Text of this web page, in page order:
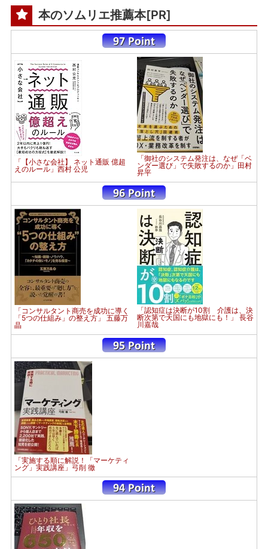
本のソムリエ推薦本[PR]
「【小さな会社】 ネット通販 億超
えのルール」西村 公児
「御社のシステム発注は、なぜ「ベ
ンダー選び」で失敗するのか」田村
昇平
「コンサルタント商売を成功に導く
「5つの仕組み」の整え方」 五藤万
晶
「認知症は決断が10割 介護は、決
断次第で天国にも地獄にも！」 長谷
川嘉哉
「実施する順に解説！「マーケティ
ング」実践講座」弓削 徹